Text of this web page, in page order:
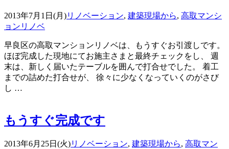
2013年7月1日(月)リノベーション, 建築現場から, 高取マンシ
ョンリノベ
早良区の高取マンションリノベは、もうすぐお引渡しです。
ほぼ完成した現地にてお施主さまと最終チェックをし、 週
末は、新しく届いたテーブルを囲んで打合せでした。 着工
までの詰めた打合せが、 徐々に少なくなっていくのがさび
し …
もうすぐ完成です
2013年6月25日(火)リノベーション, 建築現場から, 高取マン